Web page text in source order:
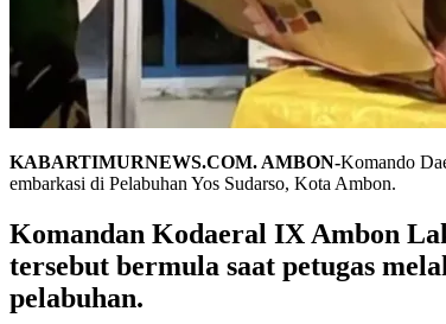
KABARTIMURNEWS.COM. AMBON-Komando
embarkasi di Pelabuhan Yos Sudarso, Kota Ambon.
Komandan Kodaeral IX Ambon
tersebut bermula saat petugas
pelabuhan.